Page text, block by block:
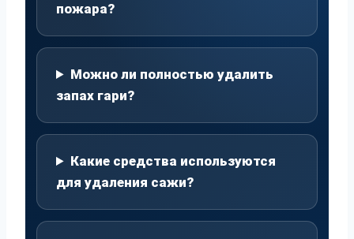
пожара?
Можно ли полностью удалить
запах гари?
Какие средства используются
для удаления сажи?